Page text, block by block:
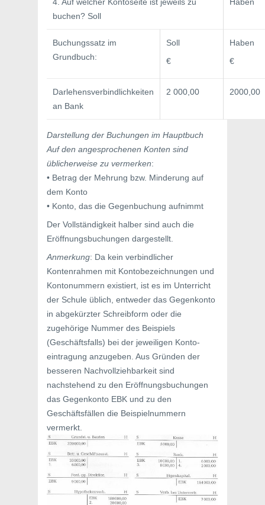
buchen? Soll
Buchungssatz im
Grundbuch:
Soll
€
Haben
€
Darlehensverbindlichkeiten
an Bank
2 000,00 2000,00
Darstellung der Buchungen im Hauptbuch
Auf den angesprochenen Konten sind
üblicherweise zu vermerken:
• Betrag der Mehrung bzw. Minderung auf
dem Konto
• Konto, das die Gegenbuchung aufnimmt
Der Vollständigkeit halber sind auch die
Eröffnungsbuchungen dargestellt.
Anmerkung: Da kein verbindlicher
Kontenrahmen mit Kontobezeichnungen und
Kontonummern existiert, ist es im Unterricht
der Schule üblich, entweder das Gegenkonto
in abgekürzter Schreibform oder die
zugehörige Nummer des Beispiels
(Geschäftsfalls) bei der jeweiligen Konto-
eintragung anzugeben. Aus Gründen der
besseren Nachvollziehbarkeit sind
nachstehend zu den Eröffnungsbuchungen
das Gegenkonto EBK und zu den
Geschäftsfällen die Beispielnummern
vermerkt.